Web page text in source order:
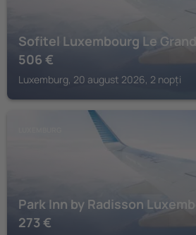
Sofitel Luxembourg Le Grand
506 €
Luxemburg, 20 august 2026, 2 nopți
Park Inn by Radisson
273 €